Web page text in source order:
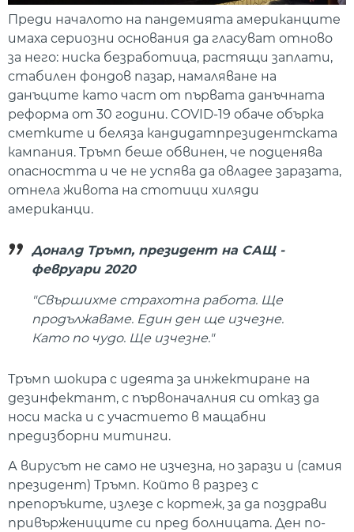
Преди началото на пандемията американците
имаха сериозни основания да гласуват отново
за него: ниска безработица, растящи заплати,
стабилен фондов пазар, намаляване на
данъците като част от първата данъчната
реформа от 30 години. COVID-19 обаче обърка
сметките и беляза кандидатпрезидентската
кампания. Тръмп беше обвинен, че подценява
опасността и че не успява да овладее заразата,
отнела живота на стотици хиляди
американци.
Доналд Тръмп, президент на САЩ -
февруари 2020
"Свършихме страхотна работа. Ще
продължаваме. Един ден ще изчезне.
Като по чудо. Ще изчезне."
Тръмп шокира с идеята за инжектиране на
дезинфектант, с първоначалния си отказ да
носи маска и с участието в мащабни
предизборни митинги.
А вирусът не само не изчезна, но зарази и (самия
президент) Тръмп. Който в разрез с
препоръките, излезе с кортеж, за да поздрави
привържениците си пред болницата. Ден по-